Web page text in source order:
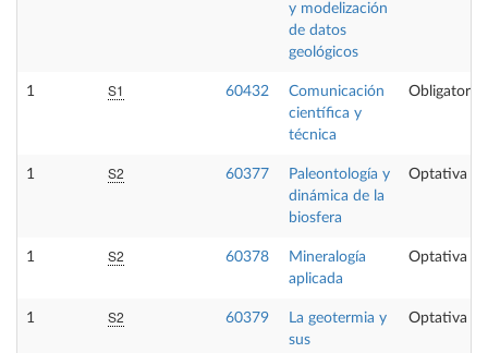
y modelización
de datos
geológicos
1 S1 60432
Comunicación
científica y
técnica
Obligatoria
1 S2 60377
Paleontología y
dinámica de la
biosfera
Optativa
1 S2 60378
Mineralogía
aplicada
Optativa
1 S2 60379
La geotermia y
sus
Optativa